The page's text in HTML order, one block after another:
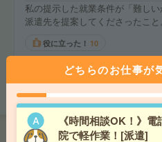
私の提示した就業条件が「難しい
派遣先を提案してくださったこと。
役に立った！ 10
全4件をす
どちらのお仕事が
《時間相談OK！》
院で軽作業！[派遣]